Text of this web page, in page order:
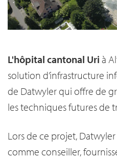
L'hôpital cantonal Uri à
solution d’infrastructure
de Datwyler qui offre de
les techniques futures de
Lors de ce projet,
comme conseiller,